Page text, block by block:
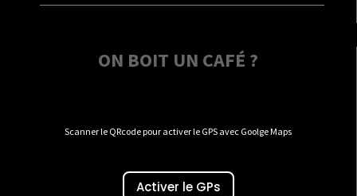
ON BOIT UN CAFÉ ?
Scanner le QRcode pour activer le GPS avec Goolge Maps
Activer le GPs